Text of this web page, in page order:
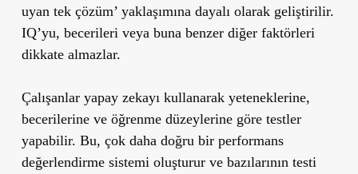
uyan tek çözüm’ yaklaşımına dayalı olarak geliştirilir.
IQ’yu, becerileri veya buna benzer diğer faktörleri
dikkate almazlar.
Çalışanlar yapay zekayı kullanarak yeteneklerine,
becerilerine ve öğrenme düzeylerine göre testler
yapabilir. Bu, çok daha doğru bir performans
değerlendirme sistemi oluşturur ve bazılarının testi